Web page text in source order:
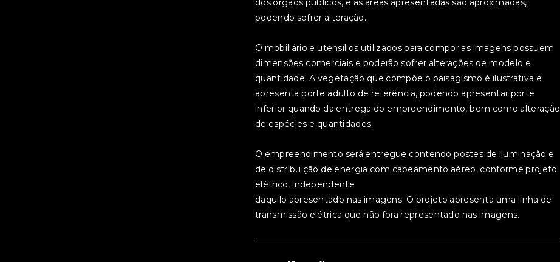
dos órgãos públicos, e as áreas apresentadas são aproximadas,
podendo sofrer alteração.
O mobiliário e utensílios utilizados para compor as imagens possuem
dimensões comerciais e poderão sofrer alterações de modelo e
quantidade. A vegetação que compõe o paisagismo é ilustrativa e
apresenta porte adulto de referência, podendo apresentar porte
inferior quando da entrega do empreendimento, bem como alteração
de espécies e quantidades.
O empreendimento será entregue contendo postes de iluminação e
de distribuição de energia com cabeamento aéreo, conforme projeto
elétrico, independente
daquilo apresentado nas imagens. O projeto apresenta uma linha de
transmissão elétrica que não fora representado nas imagens.